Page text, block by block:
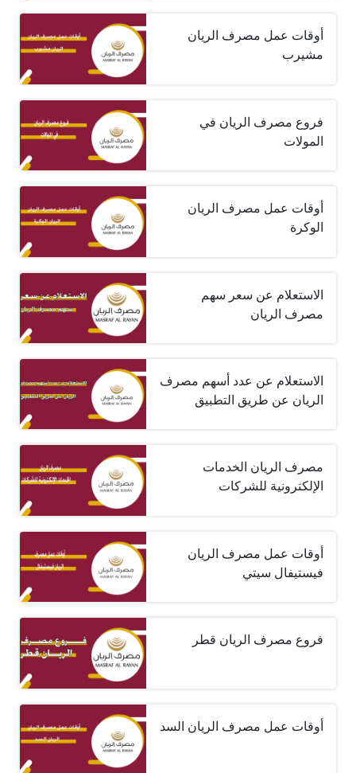
أوقات عمل مصرف الريان
مشيرب
فروع مصرف الريان في
المولات
أوقات عمل مصرف الريان
الوكرة
الاستعلام عن سعر سهم
مصرف الريان
الاستعلام عن عدد أسهم مصرف
الريان عن طريق التطبيق
مصرف الريان الخدمات
الإلكترونية للشركات
أوقات عمل مصرف الريان
فيستيفال سيتي
فروع مصرف الريان قطر
أوقات عمل مصرف الريان السد